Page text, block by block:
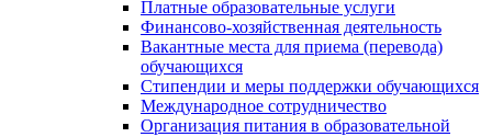
Платные образовательные услуги
Финансово-хозяйственная деятельность
Вакантные места для приема (перевода)
обучающихся
Стипендии и меры поддержки обучающихся
Международное сотрудничество
Организация питания в образовательной